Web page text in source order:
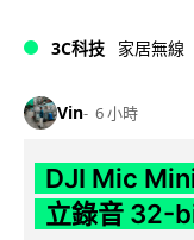
3C科技 家居無線
Vin 6 小時
DJI Mic
立錄音 32-